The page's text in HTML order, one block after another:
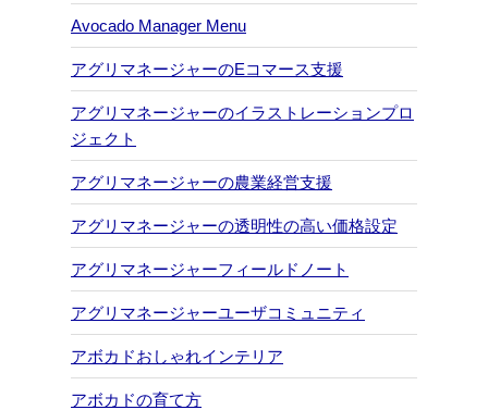
Avocado Manager Menu
アグリマネージャーのEコマース支援
アグリマネージャーのイラストレーションプロ
ジェクト
アグリマネージャーの農業経営支援
アグリマネージャーの透明性の高い価格設定
アグリマネージャーフィールドノート
アグリマネージャーユーザコミュニティ
アボカドおしゃれインテリア
アボカドの育て方